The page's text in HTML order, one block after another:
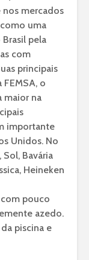
mercados
uma
pela
com
principais
o
maior na
importante
Unidos. No
Sol, Bavária
Heineken
com pouco
azedo.
piscina e